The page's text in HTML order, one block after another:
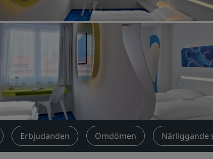
Möten och evenemang
Upptäck Radisson
Boka en möteslokal
Begär en offert
Branschlösningar
Sök flyg
Sök flyg
Erbjudanden Omdömen Närliggande